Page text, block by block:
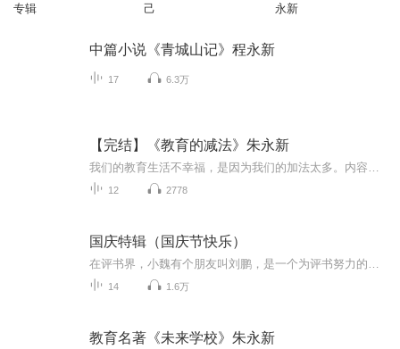
专辑
己
永新
中篇小说《青城山记》程永新
17 6.3万
【完结】《教育的减法》朱永新
12 2778
国庆特辑（国庆节快乐）
14 1.6万
教育名著《未来学校》朱永新